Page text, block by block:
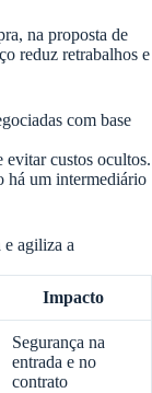
na proposta de
reduz retrabalhos e
com base
evitar custos ocultos.
há um intermediário
e agiliza a
Impacto
Segurança na
entrada e no
contrato